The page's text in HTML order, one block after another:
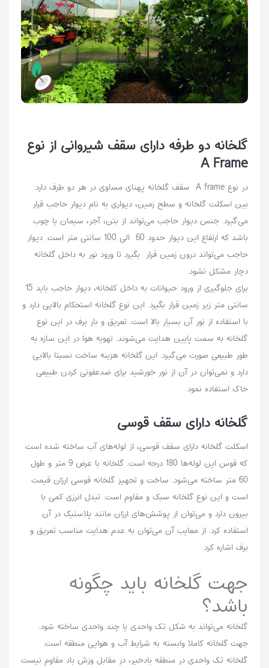
گلخانه دو طرفه دارای سقف شیروانی از نوع
A Frame
در نوع A frame سقف گلخانه پهنای مساوی در هر دو طرف دارد.
بین اسکلت گلخانه و سطح زمین، دیواری به نام دیوار حاجب قرار
می‌گیرد. جنس دیوار حاجب می‌تواند از بتن، آجر، سیمان یا چوب
باشد که ارتفاع این دیوار حدود 60 الی 100 سانتی متر است. دیوار
حاجب می‌تواند درون زمین قرار بگیرد تا ورود نور به داخل گلخانه
دچار مشکل نشود‌.
برای جلوگیری از ورود حیوانات به داخل کلخانه، دیوار حاجب باید 15
سانتی متر زیر زمین قرار بگیرد. این نوع گلخانه استحکام بالایی دارد و
با استفاده از نور آن بسیار بالا است. تعریق و بار برف در این نوع
گلخانه به سمت پایین هدایت می‌شوند. تهویه هوا در این سازه به
طور طبیعی صورت می‌گیرد. این گلخانه هزینه ساخت نسبتا بالایی
دارد و نمی‌توان در آن از نور خورشید برای ضدعفونی کردن طبیعی
خاک استفاده نمود.
گلخانه دارای سقف قوسی
اسکلت گلخانه دارای سقف قوسی، از لوله‌های آب ساخته شده‌ است
که قوس این لوله‌ها 180 درجه است. گلخانه با عرض 9 متر و طول
60 متر ساخته می‌شود. ساخت و تجهیز گلخانه قوسی ارزان قیمت
است و این نوع گلخانه سبک و مقاوم است. تبدل انرزی کمی با
بیرون دارد و می‌توان از پوشش‌های ارزان مانند پلاستیک در آن
استفاده کرد. از معایب آن می‌توان به عدم هدایت مناسب تعریق و
برف اشاره کرد.
جهت گلخانه باید چگونه
باشد؟
گلخانه می‌تواند به شکل تک واحدی یا چند واحدی ساخته شود.
جهت گلخانه کاملا وابسته به شرایط آب و هوایی منطقه است.
گلخانه تک واحدی در منطقه بادخیر، در مقابل وزش باد مقاوم نیست